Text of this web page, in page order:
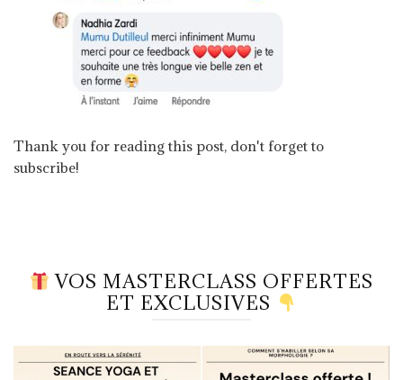
Thank you for reading this post, don't forget to
subscribe!
VOS MASTERCLASS OFFERTES
ET EXCLUSIVES